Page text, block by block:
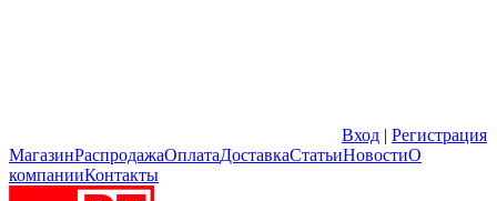
Вход | Регистрация
МагазинРаспродажаОплатаДоставкаСтатьиНовостиО
компанииКонтакты